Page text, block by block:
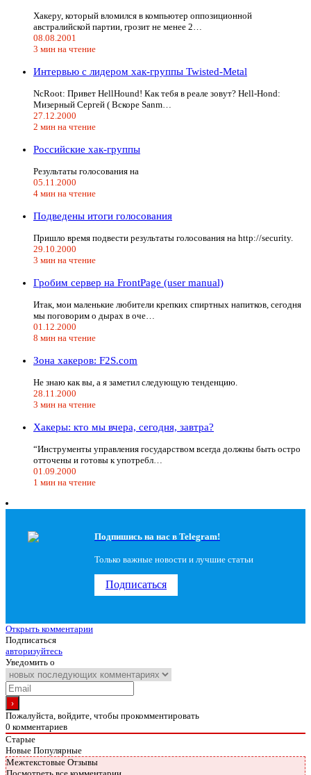
Хакеру, который вломился в компьютер оппозиционной
австралийской партии, грозит не менее 2…
08.08.2001
3 мин на чтение
Интервью с лидером хак-группы Twisted-Metal
NcRoot: Привет HellHound! Как тебя в реале зовут? Hell-Hond:
Мизерный Сергей ( Вскоре Sanm…
27.12.2000
2 мин на чтение
Российские хак-группы
Результаты голосования на
05.11.2000
4 мин на чтение
Подведены итоги голосования
Пришло время подвести результаты голосования на http://security.
29.10.2000
3 мин на чтение
Гробим сервер на FrontPage (user manual)
Итак, мои маленькие любители крепких спиртных напитков, сегодня
мы поговорим о дырах в оче…
01.12.2000
8 мин на чтение
Зона хакеров: F2S.com
Не знаю как вы, а я заметил следующую тенденцию.
28.11.2000
3 мин на чтение
Хакеры: кто мы вчера, сегодня, завтра?
“Инструменты управления государством всегда должны быть остро
отточены и готовы к употребл…
01.09.2000
1 мин на чтение
Подпишись на наc в Telegram!
Только важные новости и лучшие статьи
Подписаться
Открыть комментарии
Подписаться
авторизуйтесь
Уведомить о
Пожалуйста, войдите, чтобы прокомментировать
0 комментариев
Старые
Новые Популярные
Межтекстовые Отзывы